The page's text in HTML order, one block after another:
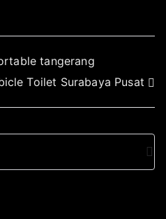
tangerang
Toilet Surabaya Pusat